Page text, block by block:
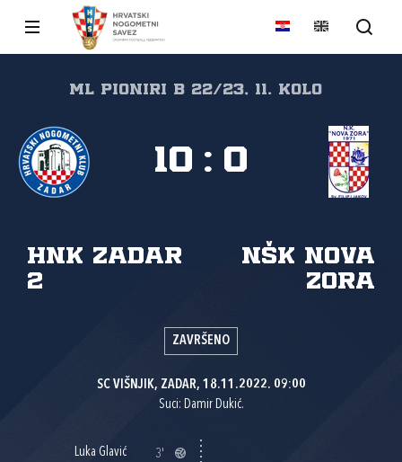
ML PIONIRI B 22/23, 11. kolo
HNK Zadar
2
NŠK Nova
zora
10 : 0
ZAVRŠENO
SC VIŠNJIK, ZADAR, 18.11.2022. 09:00
Suci: Damir Dukić.
Luka Glavić
3'